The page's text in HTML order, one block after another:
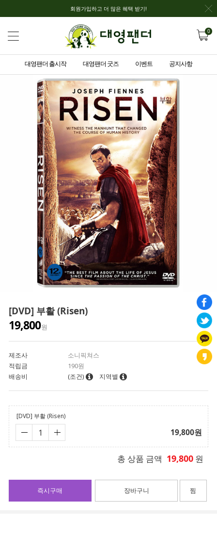
회원가입하고 더 많은 혜택 받기!
0
대영팬더 출시작 대영팬더 굿즈 이벤트 공지사항
[DVD] 부활 (Risen)
19,800원
제조사
소니픽쳐스
적립금
190원
배송비
(조건) 지역별
[DVD] 부활 (Risen)
19,800원
총 상품 금액 19,800 원
장바구니
즉시구매 찜